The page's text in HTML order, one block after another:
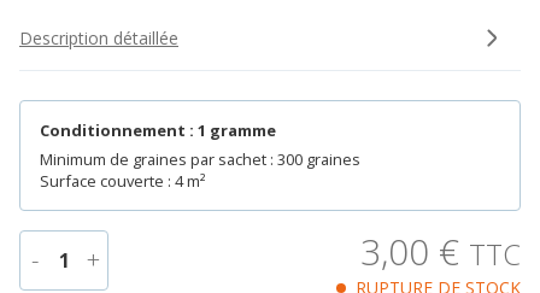
Description détaillée
Conditionnement : 1 gramme
Minimum de graines par sachet : 300 graines
Surface couverte : 4 m²
- 1 + 3,00 € TTC
RUPTURE DE STOCK